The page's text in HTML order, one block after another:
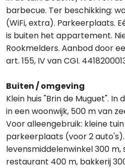
barbecue. Ter beschikking:
(WiFi, extra). Parkeerplaats.
is buiten het appartement.
Rookmelders. Aanbod door
art. 155, IV van CGI.
Buiten / omgeving
Klein huis "Brin de Muguet".
in een woonwijk, 500 m van
Voor alleengebruik: kleine
parkeerplaats (voor 2 auto's).
levensmiddelenwinkel 300
restaurant 400 m, bakkerij